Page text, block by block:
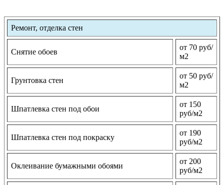
Ремонт, отделка стен
Снятие обоев
от 70 руб/
м2
Грунтовка стен
от 50 руб/
м2
Шпатлевка стен под обои
от 150
руб/м2
Шпатлевка стен под покраску
от 190
руб/м2
Оклеивание бумажными обоями
от 200
руб/м2